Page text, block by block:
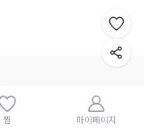
찜 마이페이지